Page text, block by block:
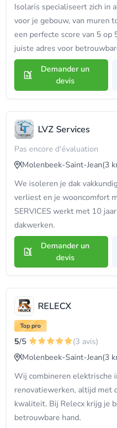
Isolaris specialiseert zich in
voor je gebouw, van muren
een perfecte score van 5 op
juiste adres voor
Demander un
devis
LVZ Services
Pas encore d'évaluation
Molenbeek-Saint-Jean(3
We isoleren je dak
verliest en je wooncomfort
SERVICES werkt met 10
dakwerken.
Demander un
devis
RELECX
Top pro
5/5
(3 avis)
Molenbeek-Saint-Jean(3
Wij combineren elektrische
renovatiewerken, altijd met
kwaliteit. Bij Relecx krijg je
betrouwbare hand.